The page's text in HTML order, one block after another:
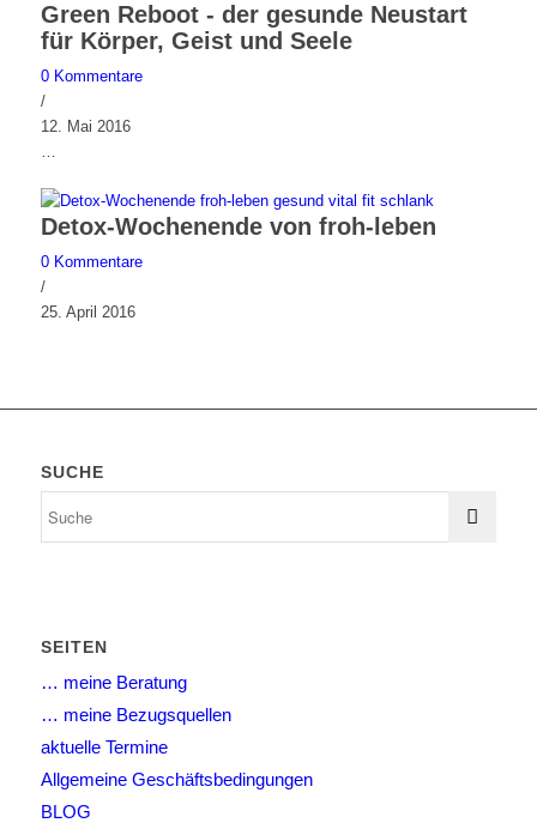
Green Reboot - der gesunde Neustart
für Körper, Geist und Seele
0 Kommentare
/
12. Mai 2016
…
Detox-Wochenende von froh-leben
0 Kommentare
/
25. April 2016
SUCHE
SEITEN
… meine Beratung
… meine Bezugsquellen
aktuelle Termine
Allgemeine Geschäftsbedingungen
BLOG